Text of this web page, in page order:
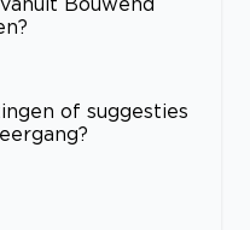
of suggesties